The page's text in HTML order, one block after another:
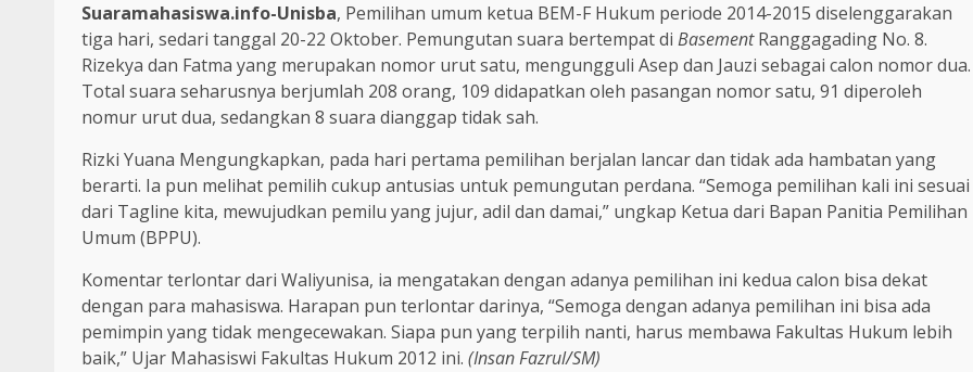
Suaramahasiswa.info-Unisba, Pemilihan umum ketua BEM-F Hukum periode 2014-2015 diselenggarakan
tiga hari, sedari tanggal 20-22 Oktober. Pemungutan suara bertempat di BasementRanggagading No. 8.
Rizekya dan Fatma yang merupakan nomor urut satu, mengungguli Asep dan Jauzi sebagai calon nomor dua.
Total suara seharusnya berjumlah 208 orang, 109 didapatkan oleh pasangan nomor satu, 91 diperoleh
nomur urut dua, sedangkan 8 suara dianggap tidak sah.
Rizki Yuana Mengungkapkan, pada hari pertama pemilihan berjalan lancar dan tidak ada hambatan yang
berarti. Ia pun melihat pemilih cukup antusias untuk pemungutan perdana. “Semoga pemilihan kali ini sesuai
dari Tagline kita, mewujudkan pemilu yang jujur, adil dan damai,” ungkap Ketua dari Bapan Panitia Pemilihan
Umum (BPPU).
Komentar terlontar dari Waliyunisa, ia mengatakan dengan adanya pemilihan ini kedua calon bisa dekat
dengan para mahasiswa. Harapan pun terlontar darinya, “Semoga dengan adanya pemilihan ini bisa ada
pemimpin yang tidak mengecewakan. Siapa pun yang terpilih nanti, harus membawa Fakultas Hukum lebih
baik,” Ujar Mahasiswi Fakultas Hukum 2012 ini. (Insan Fazrul/SM)